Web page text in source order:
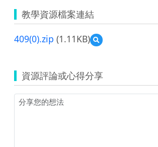
教學資源檔案連結
409(0).zip (1.11KB)
預
覽
資源評論或心得分享